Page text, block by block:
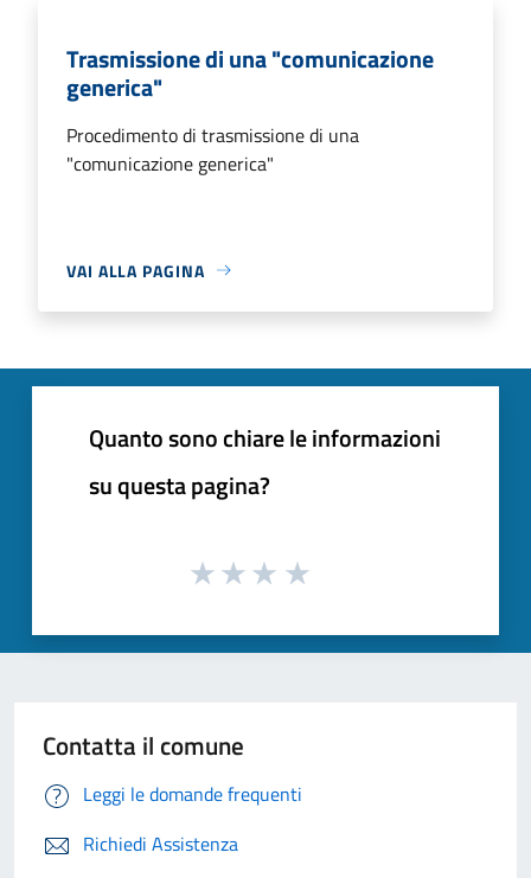
Trasmissione di una "comunicazione
generica"
Procedimento di trasmissione di una
"comunicazione generica"
VAI ALLA PAGINA
Quanto sono chiare le informazioni
su questa pagina?
Contatta il comune
Leggi le domande frequenti
Richiedi Assistenza